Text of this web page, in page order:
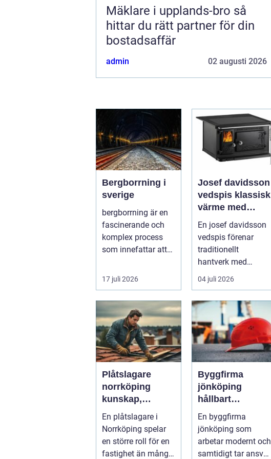
Mäklare i upplands-bro så
hittar du rätt partner för din
bostadsaffär
admin 02 augusti 2026
Bergborrning i
sverige
bergborrning är en
fascinerande och
komplex process
som innefattar att
och minerale...
17 juli 2026
Josef davidsson
vedspis klassisk
värme med
modern funktion
En josef davidsson
vedspis förenar
traditionellt
hantverk med
dagens krav på
effektiv, trygg och
mil...
04 juli 2026
Plåtslagare
norrköping
kunskap,
trygghet och
hållbara
taklösningar
En plåtslagare i
Norrköping spelar
en större roll för en
fastighet än många
Byggfirma
jönköping
hållbart
byggande med
fokus på trä
En byggfirma
jönköping som
arbetar modernt och
samtidigt tar ansvar